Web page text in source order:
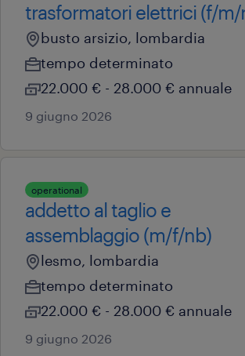
trasformatori elettrici (f/m/
busto arsizio, lombardia
tempo determinato
22.000 € - 28.000 € annuale
9 giugno 2026
operational
addetto al taglio e
assemblaggio (m/f/nb)
lesmo, lombardia
tempo determinato
22.000 € - 28.000 € annuale
9 giugno 2026